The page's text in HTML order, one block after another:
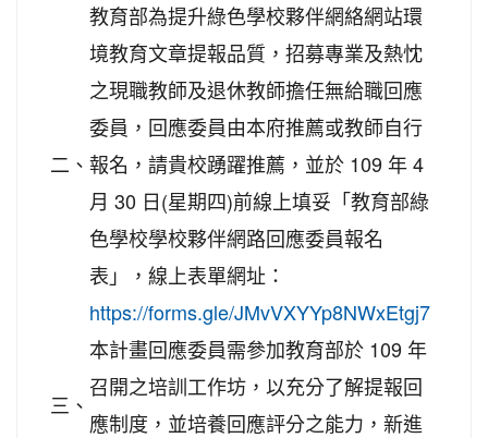
二、
教育部為提升綠色學校夥伴網絡網站環
境教育文章提報品質，招募專業及熱忱
之現職教師及退休教師擔任無給職回應
委員，回應委員由本府推薦或教師自行
報名，請貴校踴躍推薦，並於 109 年 4
月 30 日(星期四)前線上填妥「教育部綠
色學校學校夥伴網路回應委員報名
表」，線上表單網址：
https://forms.gle/JMvVXYYp8NWxEtgj7
三、
本計畫回應委員需參加教育部於 109 年
召開之培訓工作坊，以充分了解提報回
應制度，並培養回應評分之能力，新進